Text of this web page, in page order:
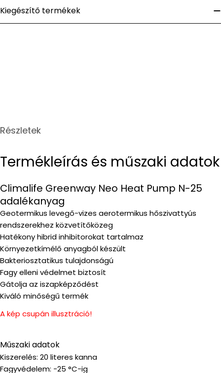
Kiegészítő termékek
Részletek
Termékleírás és műszaki adatok
Climalife Greenway Neo Heat Pump N-25
adalékanyag
Geotermikus levegő-vizes aerotermikus hőszivattyús
rendszerekhez közvetítőközeg
Hatékony hibrid inhibitorokat tartalmaz
Környezetkímélő anyagból készült
Bakteriosztatikus tulajdonságú
Fagy elleni védelmet biztosít
Gátolja az iszapképződést
Kiváló minőségű termék
A kép csupán illusztráció!
Műszaki adatok
Kiszerelés: 20 literes kanna
Fagyvédelem: -25 °C-ig